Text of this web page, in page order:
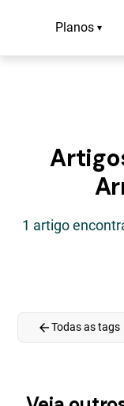
Planos ▾
1 artigo
arrow_backTodas as tags